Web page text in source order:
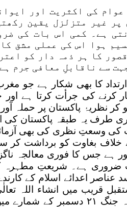
کی اکثریت اور
پر غیر متزلزل یقین
ہے۔ کمی اس بات کی
ہوا اس کی عملی مشق کا
کا ہر ذمہ دار کو
سے ناقابلِ معافی جرم
کا بھی شکار ہے جو مغرب
کرنے کی جرأت کرتا ہے
نظریۂ پاکستان پر حملہ آور
طرف یہ طبقہ پاکستان کی
کی وسعتِ نظری کی بھی
خلاف بغاوت کو برداشت کر
ہے جس کا فوری معالجہ
ضروری ہے۔ شریعتِ مطہرہ
عناصر اعدائے اسلام کے
قریب میں انشاء اللہ
حضرات کی شر انگیزی کی ایک مثال پیش خدمت ہے۔